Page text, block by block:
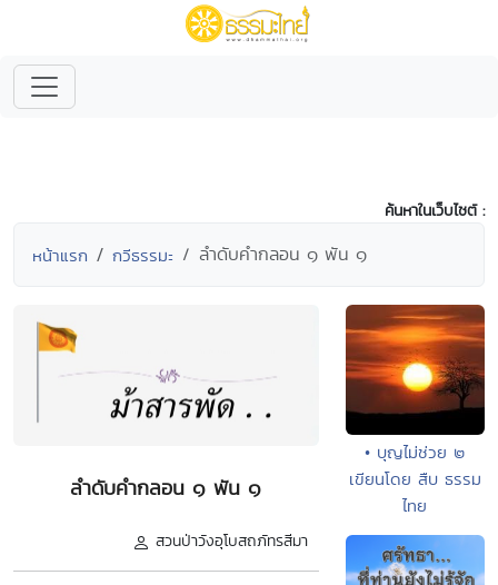
ค้นหาในเว็บไซต์ :
หน้าแรก กวีธรรมะ ลำดับคำกลอน ๑ พัน ๑
ลำดับคำกลอน ๑ พัน ๑
สวนป่าวังอุโบสถภัทรสีมา
• บุญไม่ช่วย ๒
เขียนโดย สืบ ธรรม
ไทย